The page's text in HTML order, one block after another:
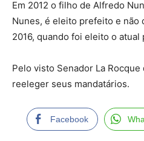
Em 2012 o filho de Alfredo
Nunes, é eleito prefeito e não
2016, quando foi eleito o
Pelo visto Senador La
reeleger seus mandatários.
Facebook